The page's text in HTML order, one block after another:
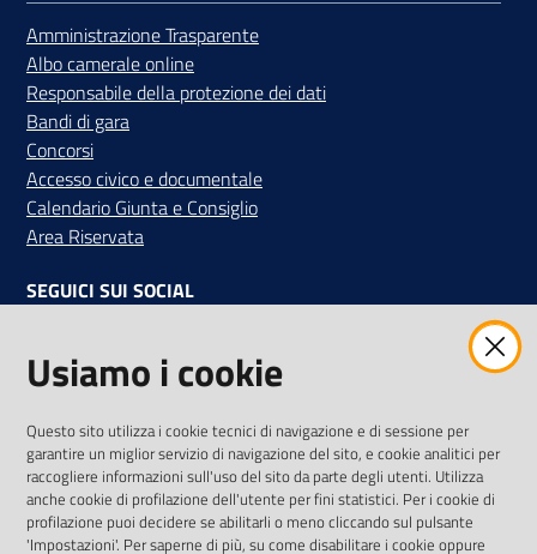
Amministrazione Trasparente
Albo camerale online
Responsabile della protezione dei dati
Bandi di gara
Concorsi
Accesso civico e documentale
Calendario Giunta e Consiglio
Area Riservata
SEGUICI SUI SOCIAL
Ricevi tutti gli aggiornamenti su eventi, nuove opportunità e
adempimenti normativi
Usiamo i cookie
Questo sito utilizza i cookie tecnici di navigazione e di sessione per
garantire un miglior servizio di navigazione del sito, e cookie analitici per
raccogliere informazioni sull'uso del sito da parte degli utenti. Utilizza
anche cookie di profilazione dell'utente per fini statistici. Per i cookie di
profilazione puoi decidere se abilitarli o meno cliccando sul pulsante
'Impostazioni'. Per saperne di più, su come disabilitare i cookie oppure